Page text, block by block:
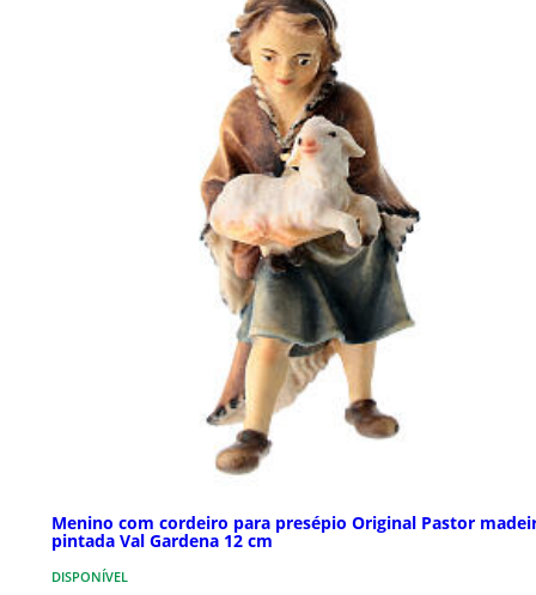
Menino com cordeiro para presépio Original Pastor
pintada Val Gardena 12 cm
DISPONÍVEL